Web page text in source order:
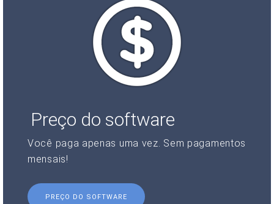
Preço do software
Você paga apenas uma vez. Sem pagamentos
mensais!
PREÇO DO SOFTWARE